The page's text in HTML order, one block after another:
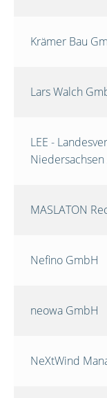
Krämer Bau
Lars Walch
LEE -
MASLATON
Nefino GmbH
neowa GmbH
NeXtWind